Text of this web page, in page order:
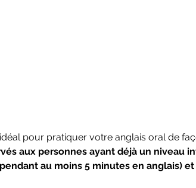
pour pratiquer votre anglais oral de
aux personnes ayant déjà un niveau
au moins 5 minutes en anglais)